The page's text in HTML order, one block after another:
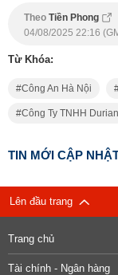
Theo Tiền Phong
04/08/2025 22:16
Từ Khóa:
Công An Hà Nội
Công Ty TNHH Durian
TIN MỚI CẬP
Lên đầu trang
Trang chủ
Tài chính - Ngân hàng